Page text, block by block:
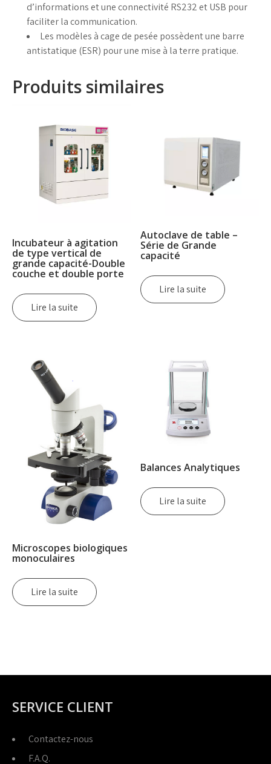
d’informations et une connectivité RS232 et USB pour
faciliter la communication.
Les modèles à cage de pesée possèdent une barre
antistatique (ESR) pour une mise à la terre pratique.
Produits similaires
Incubateur à agitation
de type vertical de
grande capacité-Double
couche et double porte
Lire la suite
Autoclave de table –
Série de Grande
capacité
Lire la suite
Microscopes biologiques
monoculaires
Lire la suite
Balances Analytiques
Lire la suite
SERVICE CLIENT
Contactez-nous
F.A.Q.